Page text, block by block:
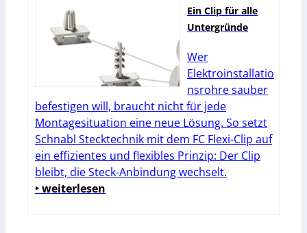
Ein Clip für alle
Untergründe
Wer
Elektroinstallatio
nsrohre sauber
befestigen will, braucht nicht für jede
Montagesituation eine neue Lösung. So setzt
Schnabl Stecktechnik mit dem FC Flexi-Clip auf
ein effizientes und flexibles Prinzip: Der Clip
bleibt, die Steck-Anbindung wechselt.
‣ weiterlesen